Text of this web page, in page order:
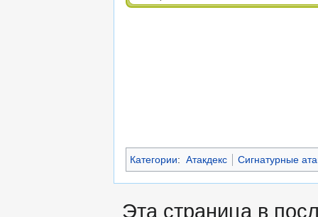
Категории: Атакдекс Сигнатурные
Эта страница в